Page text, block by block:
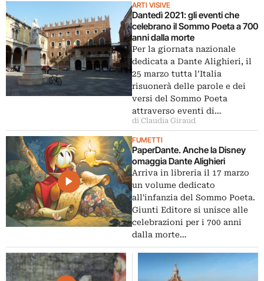
ARTI VISIVE
Dantedì 2021: gli eventi che
celebrano il Sommo Poeta a 700
anni dalla morte
Per la giornata nazionale
dedicata a Dante Alighieri, il
25 marzo tutta l’Italia
risuonerà delle parole e dei
versi del Sommo Poeta
attraverso eventi di…
di Claudia Giraud
FUMETTI
PaperDante. Anche la Disney
omaggia Dante Alighieri
Arriva in libreria il 17 marzo
un volume dedicato
all'infanzia del Sommo Poeta.
Giunti Editore si unisce alle
celebrazioni per i 700 anni
dalla morte…